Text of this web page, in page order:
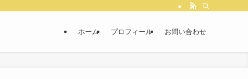
ホーム プロフィール お問い合わせ